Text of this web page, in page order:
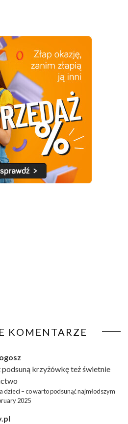
KOMENTARZE
krzyżówkęteż świetnie
dzieci – co warto podsunąć najmłodszym
2025